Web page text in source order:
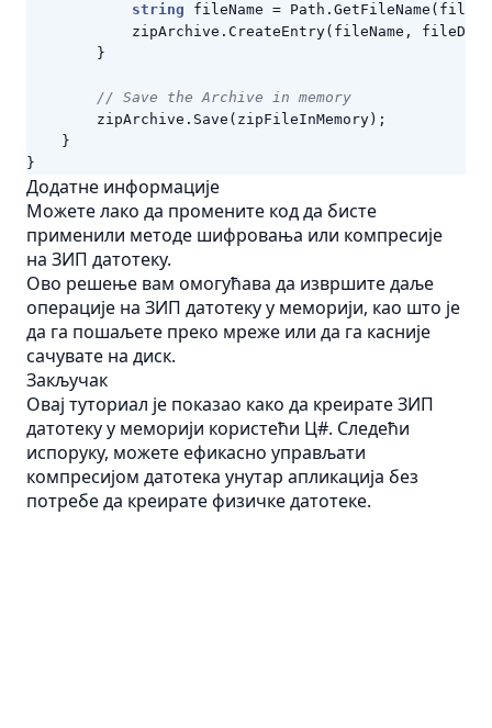
string
fileName = Path . GetFileName (
zipArchive . CreateEntry( fileName ,
}
// Save the Archive in memory
zipArchive . Save ( zipFileInMemory );
}
}
Додатне информације
Можете лако да промените код да бисте
применили методе шифровања или компресије
на ЗИП датотеку.
Ово решење вам омогућава да извршите даље
операције на ЗИП датотеку у меморији, као што је
да га пошаљете преко мреже или да га касније
сачувате на диск.
Закључак
Овај туториал је показао како да креирате ЗИП
датотеку у меморији користећи Ц#. Следећи
испоруку, можете ефикасно управљати
компресијом датотека унутар апликација без
потребе да креирате физичке датотеке.